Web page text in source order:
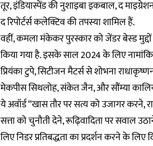
तूर, इंडियास्पेंड की नुशाइबा इकबाल, द
द रिपोर्टर्स कलेक्टिव की तपस्या शामिल हैं.
वहीं, कमला मंकेकर पुरस्कार को जेंडर बेस्ड
किया गया है. इसके साल 2024 के लिए
प्रियंका टुपे, सिटीजन मैटर्स से शोभना
मेकपीस सिथलोह, संकेत जैन, और सौंम्या
ये अवॉर्ड “खास तौर पर सत्य को उजागर करने,
सत्ता को चुनौती देने, रूढ़िवादिता पर
लिए निडर प्रतिबद्धता का प्रदर्शन करने के लिए